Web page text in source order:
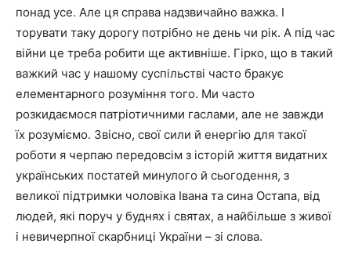
понад усе. Але ця справа надзвичайно важка. І
торувати таку дорогу потрібно не день чи рік. А під час
війни це треба робити ще активніше. Гірко, що в такий
важкий час у нашому суспільстві часто бракує
елементарного розуміння того. Ми часто
розкидаємося патріотичними гаслами, але не завжди
їх розуміємо. Звісно, свої сили й енергію для такої
роботи я черпаю передовсім з історій життя видатних
українських постатей минулого й сьогодення, з
великої підтримки чоловіка Івана та сина Остапа, від
людей, які поруч у буднях і святах, а найбільше з живої
і невичерпної скарбниці України – зі слова.